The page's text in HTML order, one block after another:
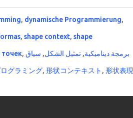
, dynamische Programmierung,
,shape context,shape
точек, برمجة ديناميكية, تمثيل الشكل, سياق
グラミング,形状コンテキスト ,形状表現